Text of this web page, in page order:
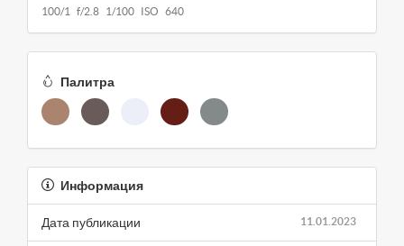
100/1 f/2.8 1/100 ISO 640
Палитра
Информация
11.01.2023
Дата публикации